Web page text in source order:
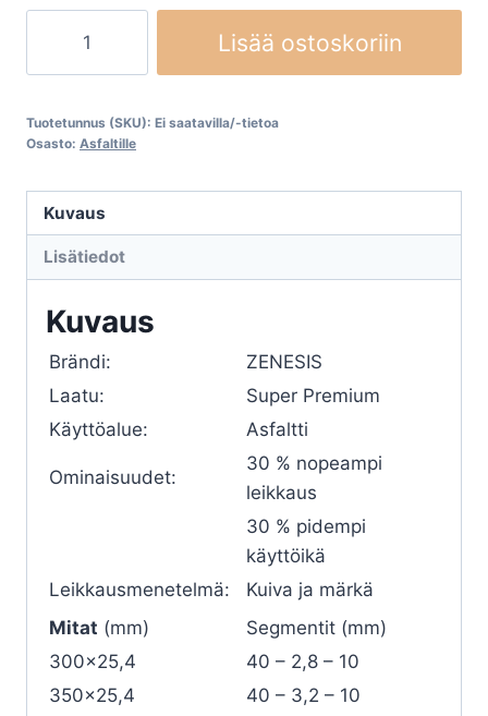
ZENESIS,
määrä
Lisää ostoskoriin
Tuotetunnus (SKU): Ei saatavilla/-tietoa
Osasto: Asfaltille
Kuvaus
Lisätiedot
Kuvaus
Brändi:
ZENESIS
Laatu:
Super Premium
Käyttöalue:
Asfaltti
Ominaisuudet:
30 % nopeampi
leikkaus
30 % pidempi
käyttöikä
Leikkausmenetelmä:
Kuiva ja märkä
Mitat (mm)
Segmentit (mm)
300×25,4
40 – 2,8 – 10
350×25,4
40 – 3,2 – 10